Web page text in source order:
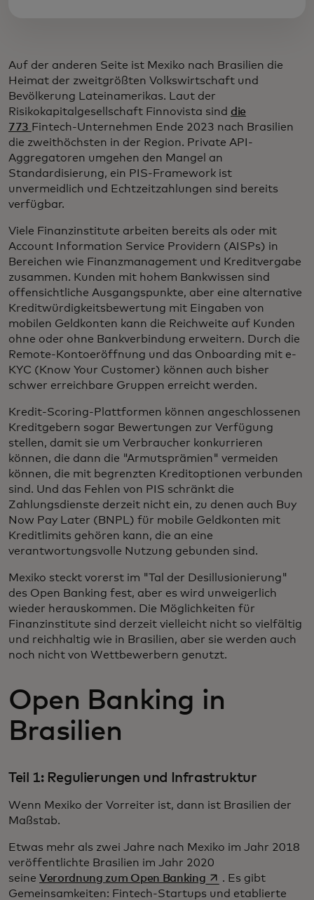
Auf der anderen Seite ist Mexiko nach Brasilien die
Heimat der zweitgrößten Volkswirtschaft und
Bevölkerung Lateinamerikas. Laut der
Risikokapitalgesellschaft Finnovista sind die
773 Fintech-Unternehmen Ende 2023 nach Brasilien
die zweithöchsten in der Region. Private API-
Aggregatoren umgehen den Mangel an
Standardisierung, ein PIS-Framework ist
unvermeidlich und Echtzeitzahlungen sind bereits
verfügbar.
Viele Finanzinstitute arbeiten bereits als oder mit
Account Information Service Providern (AISPs) in
Bereichen wie Finanzmanagement und Kreditvergabe
zusammen. Kunden mit hohem Bankwissen sind
offensichtliche Ausgangspunkte, aber eine alternative
Kreditwürdigkeitsbewertung mit Eingaben von
mobilen Geldkonten kann die Reichweite auf Kunden
ohne oder ohne Bankverbindung erweitern. Durch die
Remote-Kontoeröffnung und das Onboarding mit e-
KYC (Know Your Customer) können auch bisher
schwer erreichbare Gruppen erreicht werden.
Kredit-Scoring-Plattformen können angeschlossenen
Kreditgebern sogar Bewertungen zur Verfügung
stellen, damit sie um Verbraucher konkurrieren
können, die dann die "Armutsprämien" vermeiden
können, die mit begrenzten Kreditoptionen verbunden
sind. Und das Fehlen von PIS schränkt die
Zahlungsdienste derzeit nicht ein, zu denen auch Buy
Now Pay Later (BNPL) für mobile Geldkonten mit
Kreditlimits gehören kann, die an eine
verantwortungsvolle Nutzung gebunden sind.
Mexiko steckt vorerst im "Tal der Desillusionierung"
des Open Banking fest, aber es wird unweigerlich
wieder herauskommen. Die Möglichkeiten für
Finanzinstitute sind derzeit vielleicht nicht so vielfältig
und reichhaltig wie in Brasilien, aber sie werden auch
noch nicht von Wettbewerbern genutzt.
Open Banking in
Brasilien
Teil 1: Regulierungen und Infrastruktur
Wenn Mexiko der Vorreiter ist, dann ist Brasilien der
Maßstab.
Etwas mehr als zwei Jahre nach Mexiko im Jahr 2018
veröffentlichte Brasilien im Jahr 2020
seine Verordnung zum Open Bankingwird in einer neuen
. Es gibt
Gemeinsamkeiten: Fintech-Startups und etablierte